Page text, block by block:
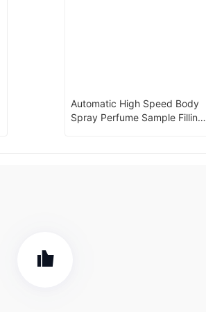
Automatic High Speed Body
Spray Perfume Sample Filling